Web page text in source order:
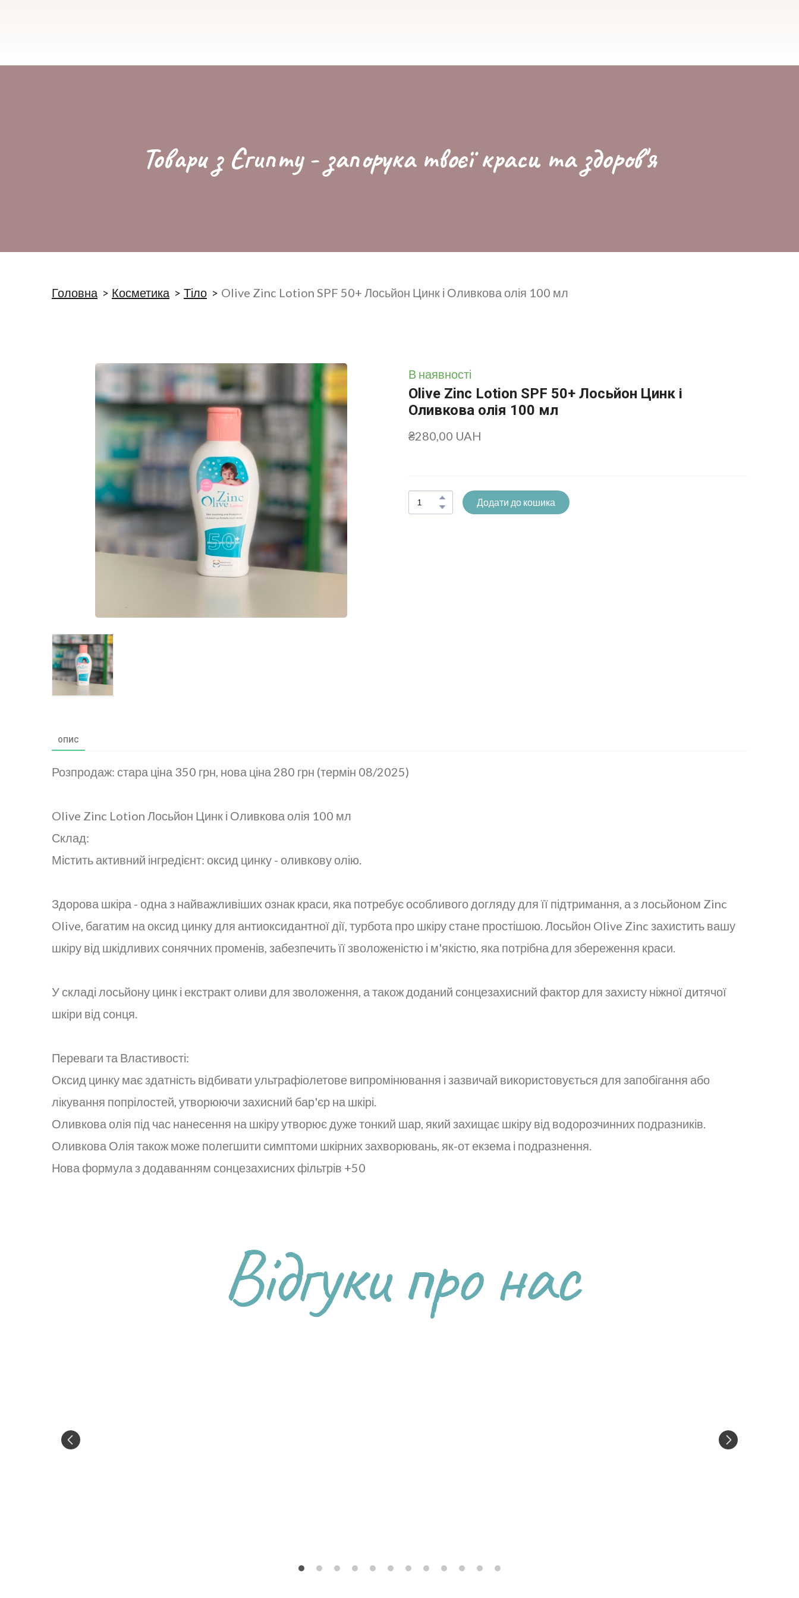
Товари з Єгипту - запорука твоєї краси та здоров'я
Головна Косметика Тіло Olive Zinc Lotion SPF 50+ Лосьйон Цинк і Оливкова олія 100 мл
В наявності
Olive Zinc Lotion SPF 50+ Лосьйон Цинк і
Оливкова олія 100 мл
₴280,00 UAH
Додати до кошика
ОПИС
Розпродаж: стара ціна 350 грн, нова ціна 280 грн (термін 08/2025)
Olive Zinc Lotion Лосьйон Цинк і Оливкова олія 100 мл
Склад:
Містить активний інгредієнт: оксид цинку - оливкову олію.
Здорова шкіра - одна з найважливіших ознак краси, яка потребує особливого догляду для її підтримання, а з лосьйоном Zinc
Olive, багатим на оксид цинку для антиоксидантної дії, турбота про шкіру стане простішою. Лосьйон Olive Zinc захистить вашу
шкіру від шкідливих сонячних променів, забезпечить її зволоженістю і м'якістю, яка потрібна для збереження краси.
У складі лосьйону цинк і екстракт оливи для зволоження, а також доданий сонцезахисний фактор для захисту ніжної дитячої
шкіри від сонця.
Переваги та Властивості:
Оксид цинку має здатність відбивати ультрафіолетове випромінювання і зазвичай використовується для запобігання або
лікування попрілостей, утворюючи захисний бар'єр на шкірі.
Оливкова олія під час нанесення на шкіру утворює дуже тонкий шар, який захищає шкіру від водорозчинних подразників.
Оливкова Олія також може полегшити симптоми шкірних захворювань, як-от екзема і подразнення.
Нова формула з додаванням сонцезахисних фільтрів +50
Відгуки про нас